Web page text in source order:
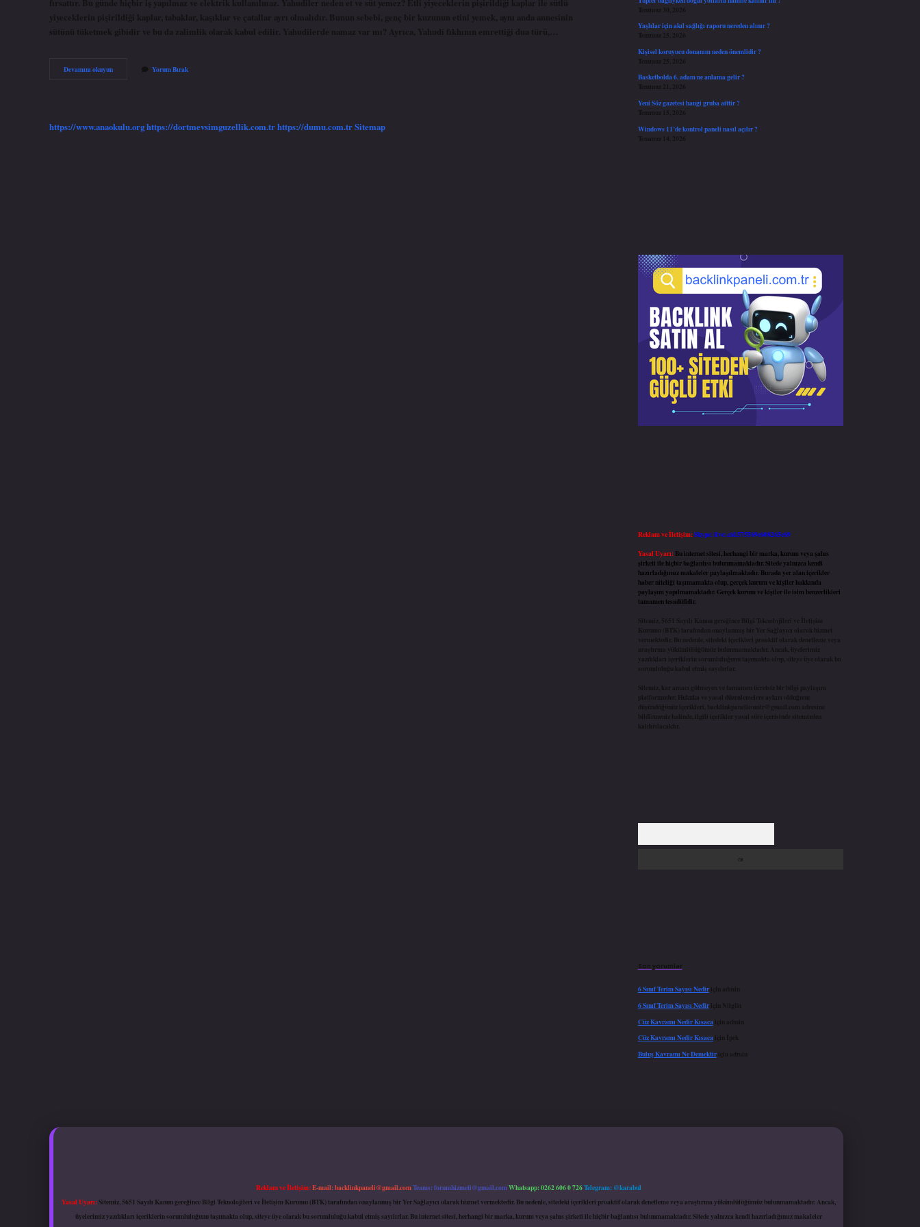
yiyeceklerin pişirildiği kaplar, tabaklar, kaşıklar ve çatallar ayrı olmalıdır. Bunun sebebi, genç bir kuzunun etini yemek, aynı anda annesinin
sütünü tüketmek gibidir ve bu da zalimlik olarak kabul edilir. Yahudilerde namaz var mı? Ayrıca, Yahudi fıkhının emrettiği dua türü,…
Devamını okuyunYahudiler
Yorum Bırak
https://www.anaokulu.orghttps://dortmevsimguzellik.com.trhttps://dumu.com.trSitemap
Temmuz 30, 2026
Yaşlılar için akıl sağlığı raporu nereden alınır ?
Temmuz 25, 2026
Kişisel koruyucu donanım neden önemlidir ?
Temmuz 25, 2026
Basketbolda 6. adam ne anlama gelir ?
Temmuz 21, 2026
Yeni Söz gazetesi hangi gruba aittir ?
Temmuz 15, 2026
Windows 11’de kontrol paneli nasıl açılır ?
Temmuz 14, 2026
Reklam ve İletişim:Skype: live:.cid.575569c608265c69
Yasal Uyarı: Bu internet sitesi, herhangi bir marka, kurum veya şahıs
şirketi ile hiçbir bağlantısı bulunmamaktadır. Sitede yalnızca kendi
hazırladığımız makaleler paylaşılmaktadır. Burada yer alan içerikler
haber niteliği taşımamakta olup, gerçek kurum ve kişiler hakkında
paylaşım yapılmamaktadır. Gerçek kurum ve kişiler ile isim benzerlikleri
tamamen tesadüfidir.
Sitemiz, 5651 Sayılı Kanun gereğince Bilgi Teknolojileri ve İletişim
Kurumu (BTK) tarafından onaylanmış bir Yer Sağlayıcı olarak hizmet
vermektedir. Bu nedenle, sitedeki içerikleri proaktif olarak denetleme veya
araştırma yükümlülüğümüz bulunmamaktadır. Ancak, üyelerimiz
yazdıkları içeriklerin sorumluluğunu taşımakta olup, siteye üye olarak bu
sorumluluğu kabul etmiş sayılırlar.
Sitemiz, kar amacı gütmeyen ve tamamen ücretsiz bir bilgi paylaşım
platformudur. Hukuka ve yasal düzenlemelere aykırı olduğunu
düşündüğünüz içerikleri, backlinkpanelicomtr@gmail.com adresine
bildirmeniz halinde, ilgili içerikler yasal süre içerisinde sitemizden
kaldırılacaktır.
Son yorumlar
6 Sınıf Terim Sayısı Nediriçin admin
6 Sınıf Terim Sayısı Nediriçin Nilgün
Cüz Kavramı Nedir Kısaca için admin
Cüz Kavramı Nedir Kısacaiçin
İpek
Buluş Kavramı Ne Demektiriçin admin
Reklam ve İletişim:E-mail:backlinkpaneli@gmail.comTeams:forumhizmeti@gmail.comWhatsapp: 0262 606 0 726Telegram: @karabul
Yasal Uyarı:Sitemiz, 5651 Sayılı Kanun gereğince Bilgi Teknolojileri ve İletişim Kurumu (BTK) tarafından onaylanmış bir Yer Sağlayıcı olarak hizmet vermektedir. Bu nedenle, sitedeki içerikleri proaktif olarak denetleme veya araştırma yükümlülüğümüz bulunmamaktadır. Ancak,
üyelerimiz yazdıkları içeriklerin sorumluluğunu taşımakta olup, siteye üye olarak bu sorumluluğu kabul etmiş sayılırlar. Bu internet sitesi, herhangi bir marka, kurum veya şahıs şirketi ile hiçbir bağlantısı bulunmamaktadır. Sitede yalnızca kendi hazırladığımız makaleler